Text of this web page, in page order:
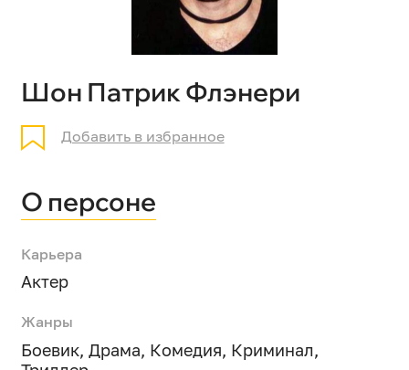
Шон Патрик Флэнери
Добавить в избранное
О персоне
Карьера
Актер
Жанры
Боевик, Драма, Комедия, Криминал,